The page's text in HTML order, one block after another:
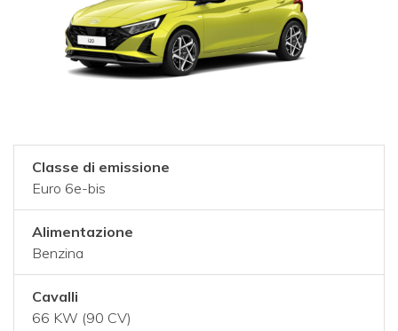
Classe di emissione
Euro 6e-bis
Alimentazione
Benzina
Cavalli
66 KW (90 CV)